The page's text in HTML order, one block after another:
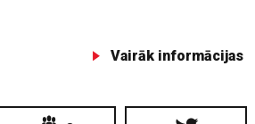
Vairāk informācijas